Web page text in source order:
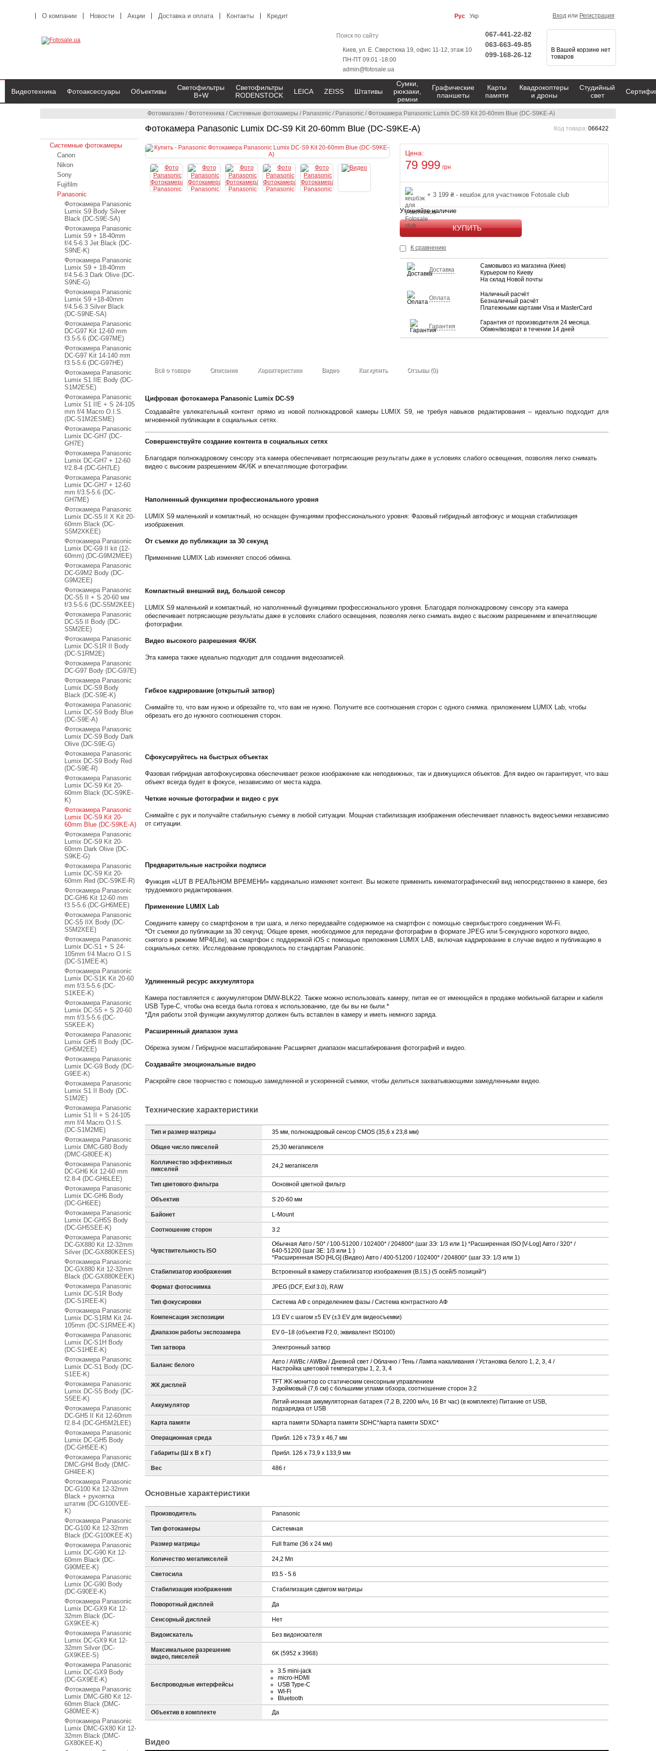
Фотомагазин /Фототехника /Системные фотокамеры / Panasonic / Panasonic /Фотокамера Panasonic Lumix DC-S9 Kit 20-60mm Blue (DC-S9KE-A)
Фотокамера Panasonic Lumix DC-S9 Kit 20-60mm Blue (DC-S9KE-A) Код товара: 066422
Цена:
79 999 грн
+ 3 199 ₴ - кешбэк для участников Fotosale club
Уточняйте наличие
КУПИТЬ
К сравнению
Доставка
Самовывоз из магазина (Киев)
Курьером по Киеву
На склад Новой почты
Оплата
Наличный расчёт
Безналичный расчёт
Платежными картами Visa и MasterCard
Гарантия
Гарантия от производителя 24 месяца.
Обмен/возврат в течении 14 дней
Всё о товаре Описание Характеристики Видео Как купить Отзывы (0)
Цифровая фотокамера Panasonic Lumix DC-S9
Создавайте увлекательный контент прямо из новой полнокадровой камеры LUMIX S9, не требуя навыков редактирования – идеально подходит для
мгновенной публикации в социальных сетях.
Совершенствуйте создание контента в социальных сетях
Благодаря полнокадровому сенсору эта камера обеспечивает потрясающие результаты даже в условиях слабого освещения, позволяя легко снимать
видео с высоким разрешением 4K/6K и впечатляющие фотографии.
Наполненный функциями профессионального уровня
LUMIX S9 маленький и компактный, но оснащен функциями профессионального уровня: Фазовый гибридный автофокус и мощная стабилизация
изображения.
От съемки до публикации за 30 секунд
Применение LUMIX Lab изменяет способ обмена.
Компактный внешний вид, большой сенсор
LUMIX S9 маленький и компактный, но наполненный функциями профессионального уровня. Благодаря полнокадровому сенсору эта камера
обеспечивает потрясающие результаты даже в условиях слабого освещения, позволяя легко снимать видео с высоким разрешением и впечатляющие
фотографии.
Видео высокого разрешения 4K/6K
Эта камера также идеально подходит для создания видеозаписей.
Гибкое кадрирование (открытый затвор)
Снимайте то, что вам нужно и обрезайте то, что вам не нужно. Получите все соотношения сторон с одного снимка. приложением LUMIX Lab, чтобы
обрезать его до нужного соотношения сторон.
Сфокусируйтесь на быстрых объектах
Фазовая гибридная автофокусировка обеспечивает резкое изображение как неподвижных, так и движущихся объектов. Для видео он гарантирует, что ваш
объект всегда будет в фокусе, независимо от места кадра.
Четкие ночные фотографии и видео с рук
Снимайте с рук и получайте стабильную съемку в любой ситуации. Мощная стабилизация изображения обеспечивает плавность видеосъемки независимо
от ситуации.
Предварительные настройки подписи
Функция «LUT В РЕАЛЬНОМ ВРЕМЕНИ» кардинально изменяет контент. Вы можете применить кинематографический вид непосредственно в камере, без
трудоемкого редактирования.
Применение LUMIX Lab
Соедините камеру со смартфоном в три шага, и легко передавайте содержимое на смартфон с помощью сверхбыстрого соединения Wi-Fi.
*От съемки до публикации за 30 секунд: Общее время, необходимое для передачи фотографии в формате JPEG или 5-секундного короткого видео,
снятого в режиме MP4(Lite), на смартфон с поддержкой iOS с помощью приложения LUMIX LAB, включая кадрирование в случае видео и публикацию в
социальных сетях. Исследование проводилось по стандартам Panasonic.
Удлиненный ресурс аккумулятора
Камера поставляется с аккумулятором DMW-BLK22. Также можно использовать камеру, питая ее от имеющейся в продаже мобильной батареи и кабеля
USB Type-C, чтобы она всегда была готова к использованию, где бы вы ни были.*
*Для работы этой функции аккумулятор должен быть вставлен в камеру и иметь немного заряда.
Расширенный диапазон зума
Обрезка зумом / Гибридное масштабирование Расширяет диапазон масштабирования фотографий и видео.
Создавайте эмоциональные видео
Раскройте свое творчество с помощью замедленной и ускоренной съемки, чтобы делиться захватывающими замедленными видео.
Технические характеристики
Тип и размер матрицы 35 мм, полнокадровый сенсор CMOS (35,6 x 23,8 мм)
Общее число пикселей 25,30 мегапикселя
Колличество эффективных
пикселей
24,2 мегапікселя
Тип цветового фильтра Основной цветной фильтр
Объектив S 20-60 мм
Байонет L-Mount
Соотношение сторон 3:2
Чувствительность ISO
Обычная Авто / 50* / 100-51200 / 102400* / 204800* (шаг ЗЭ: 1/3 или 1) *Расширенная ISO [V-Log] Авто / 320* /
640-51200 (шаг ЗЕ: 1/3 или 1 )
*Расширенная ISO [HLG] (Видео) Авто / 400-51200 / 102400* / 204800* (шаг ЗЭ: 1/3 или 1)
Стабилизатор изображения Встроенный в камеру стабилизатор изображения (B.I.S.) (5 осей/5 позиций*)
Формат фотоснимка JPEG (DCF, Exif 3.0), RAW
Тип фокусировки Система АФ с определением фазы / Система контрастного АФ
Компенсация экспозиции 1/3 ЕV с шагом ±5 ЕV (±3 ЕV для видеосъемки)
Диапазон работы экспозамера EV 0–18 (объектив F2.0, эквивалент ISO100)
Тип затвора Электронный затвор
Баланс белого
Авто / AWBc / AWBw / Дневной свет / Облачно / Тень / Лампа накаливания / Установка белого 1, 2, 3, 4 /
Настройка цветовой температуры 1, 2, 3, 4
ЖК дисплей
TFT ЖК-монитор со статическим сенсорным управлением
3-дюймовый (7,6 см) с большими углами обзора, соотношение сторон 3:2
Аккумулятор
Литий-ионная аккумуляторная батарея (7,2 В, 2200 мАч, 16 Вт час) (в комплекте) Питание от USB,
подзарядка от USB
Карта памяти карта памяти SD/карта памяти SDHC*/карта памяти SDXC*
Операционная среда Прибл. 126 x 73,9 x 46,7 мм
Габариты (Ш х В х Г) Прибл. 126 x 73,9 x 133,9 мм
Вес 486 г
Основные характеристики
Производитель Panasonic
Тип фотокамеры Системная
Размер матрицы Full frame (36 x 24 мм)
Количество мегапикселей 24,2 Mп
Светосила f/3.5 - 5.6
Стабилизация изображения Стабилизация сдвигом матрицы
Поворотный дисплей Да
Сенсорный дисплей Нет
Видоискатель Без видоискателя
Максимальное разрешение
видео, пикселей
6K (5952 х 3968)
Беспроводные интерфейсы
3.5 mini-jack
micro-HDMI
USB Type-C
WI-Fi
Bluetooth
Объектив в комплекте Да
Видео
О компании Новости Акции Доставка и оплата Контакты Кредит Рус Укр Вход или Регистрация
Киев, ул. Е. Сверстюка 19, офис 11-12, этаж 10
ПН-ПТ 09:01 -18:00
admin@fotosale.ua
067-441-22-82
063-663-49-85
099-168-26-12
В Вашей корзине нет
товаров
Видеотехника Фотоаксессуары Объективы
Светофильтры
B+W
Светофильтры
RODENSTOCK
LEICA ZEISS Штативы
Сумки,
рюкзаки,
ремни
Графические
планшеты
Карты
памяти
Квадрокоптеры
и дроны
Студийный
свет
Системные фотокамеры
Canon
Nikon
Sony
Fujifilm
Panasonic
Фотокамера Panasonic
Lumix S9 Body Silver
Black (DC-S9E-SA)
Фотокамера Panasonic
Lumix S9 + 18-40mm
f/4.5-6.3 Jet Black (DC-
S9NE-K)
Фотокамера Panasonic
Lumix S9 + 18-40mm
f/4.5-6.3 Dark Olive (DC-
S9NE-G)
Фотокамера Panasonic
Lumix S9 +18-40mm
f/4.5-6.3 Silver Black
(DC-S9NE-SA)
Фотокамера Panasonic
DC-G97 Kit 12-60 mm
f3.5-5.6 (DC-G97ME)
Фотокамера Panasonic
DC-G97 Kit 14-140 mm
f3.5-5.6 (DC-G97HE)
Фотокамера Panasonic
Lumix S1 IIE Body (DC-
S1M2ESE)
Фотокамера Panasonic
Lumix S1 IIE + S 24-105
mm f/4 Macro O.I.S.
(DC-S1M2ESME)
Фотокамера Panasonic
Lumix DC-GH7 (DC-
GH7E)
Фотокамера Panasonic
Lumix DC-GH7 + 12-60
f/2.8-4 (DC-GH7LE)
Фотокамера Panasonic
Lumix DC-GH7 + 12-60
mm f/3.5-5.6 (DC-
GH7ME)
Фотокамера Panasonic
Lumix DC-S5 II X Kit 20-
60mm Black (DC-
S5M2XKEE)
Фотокамера Panasonic
Lumix DC-G9 II kit (12-
60mm) (DC-G9M2MEE)
Фотокамера Panasonic
DC-G9M2 Body (DC-
G9M2EE)
Фотокамера Panasonic
DC-S5 II + S 20-60 мм
f/3.5-5.6 (DC-S5M2KEE)
Фотокамера Panasonic
DC-S5 II Body (DC-
S5M2EE)
Фотокамера Panasonic
Lumix DC-S1R II Body
(DC-S1RM2E)
Фотокамера Panasonic
DC-G97 Body (DC-G97E)
Фотокамера Panasonic
Lumix DC-S9 Body
Black (DC-S9E-K)
Фотокамера Panasonic
Lumix DC-S9 Body Blue
(DC-S9E-A)
Фотокамера Panasonic
Lumix DC-S9 Body Dark
Olive (DC-S9E-G)
Фотокамера Panasonic
Lumix DC-S9 Body Red
(DC-S9E-R)
Фотокамера Panasonic
Lumix DC-S9 Kit 20-
60mm Black (DC-S9KE-
K)
Фотокамера Panasonic
Lumix DC-S9 Kit 20-
60mm Blue (DC-S9KE-A)
Фотокамера Panasonic
Lumix DC-S9 Kit 20-
60mm Dark Olive (DC-
S9KE-G)
Фотокамера Panasonic
Lumix DC-S9 Kit 20-
60mm Red (DC-S9KE-R)
Фотокамера Panasonic
DC-GH6 Kit 12-60 mm
f3.5-5.6 (DC-GH6MEE)
Фотокамера Panasonic
DC-S5 IIX Body (DC-
S5M2XEE)
Фотокамера Panasonic
Lumix DC-S1 + S 24-
105mm f/4 Macro O.I.S
(DC-S1MEE-K)
Фотокамера Panasonic
Lumix DC-S1K Kit 20-60
mm f/3.5-5.6 (DC-
S1KEE-K)
Фотокамера Panasonic
Lumix DC-S5 + S 20-60
mm f/3.5-5.6 (DC-
S5KEE-K)
Фотокамера Panasonic
Lumix GH5 II Body (DC-
GH5M2EE)
Фотокамера Panasonic
Lumix DC-G9 Body (DC-
G9EE-K)
Фотокамера Panasonic
Lumix S1 II Body (DC-
S1M2E)
Фотокамера Panasonic
Lumix S1 II + S 24-105
mm f/4 Macro O.I.S.
(DC-S1M2ME)
Фотокамера Panasonic
Lumix DMC-G80 Body
(DMC-G80EE-K)
Фотокамера Panasonic
DC-GH6 Kit 12-60 mm
f2.8-4 (DC-GH6LEE)
Фотокамера Panasonic
Lumix DC-GH6 Body
(DC-GH6EE)
Фотокамера Panasonic
Lumix DC-GH5S Body
(DC-GH5SEE-K)
Фотокамера Panasonic
DC-GX880 Kit 12-32mm
Silver (DC-GX880KEES)
Фотокамера Panasonic
DC-GX880 Kit 12-32mm
Black (DC-GX880KEEK)
Фотокамера Panasonic
Lumix DC-S1R Body
(DC-S1REE-K)
Фотокамера Panasonic
Lumix DC-S1RM Kit 24-
105mm (DC-S1RMEE-K)
Фотокамера Panasonic
Lumix DC-S1H Body
(DC-S1HEE-K)
Фотокамера Panasonic
Lumix DC-S1 Body (DC-
S1EE-K)
Фотокамера Panasonic
Lumix DC-S5 Body (DC-
S5EE-K)
Фотокамера Panasonic
DC-GH5 II Kit 12-60mm
f2.8-4 (DC-GH5M2LEE)
Фотокамера Panasonic
Lumix DC-GH5 Body
(DC-GH5EE-K)
Фотокамера Panasonic
DMC-GH4 Body (DMC-
GH4EE-K)
Фотокамера Panasonic
DC-G100 Kit 12-32mm
Black + рукоятка
штатив (DC-G100VEE-
K)
Фотокамера Panasonic
DC-G100 Kit 12-32mm
Black (DC-G100KEE-K)
Фотокамера Panasonic
Lumix DC-G90 Kit 12-
60mm Black (DC-
G90MEE-K)
Фотокамера Panasonic
Lumix DC-G90 Body
(DC-G90EE-K)
Фотокамера Panasonic
Lumix DC-GX9 Kit 12-
32mm Black (DС-
GX9KEE-K)
Фотокамера Panasonic
Lumix DC-GX9 Kit 12-
32mm Silver (DС-
GX9KEE-S)
Фотокамера Panasonic
Lumix DC-GX9 Body
(DС-GX9EE-K)
Фотокамера Panasonic
Lumix DMC-G80 Kit 12-
60mm Black (DMC-
G80MEE-K)
Фотокамера Panasonic
Lumix DMC-GX80 Kit 12-
32mm Black (DMC-
GX80KEE-K)